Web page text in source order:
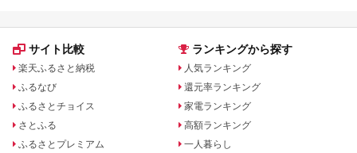
サイト比較
楽天ふるさと納税
ふるなび
ふるさとチョイス
さとふる
ふるさとプレミアム
ランキングから探す
人気ランキング
還元率ランキング
家電ランキング
高額ランキング
一人暮らし